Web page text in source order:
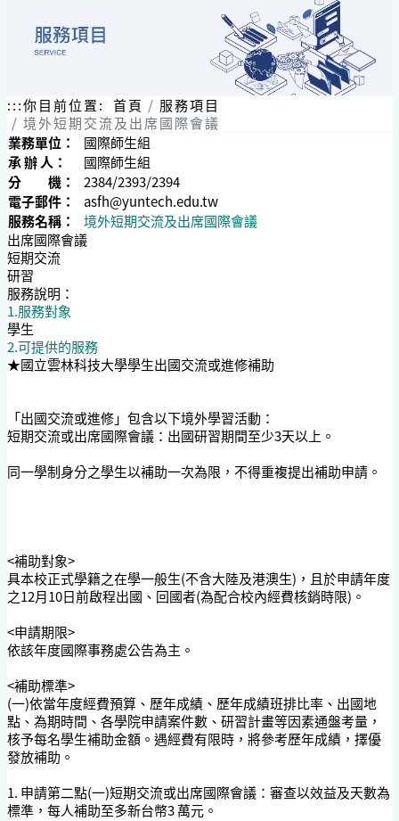
:::你目前位置: 首頁
服務項目
境外短期交流及出席國際會議
業務單位：
國際師生組
承 辦 人：
國際師生組
分 機：
2384/2393/2394
電子郵件：
asfh@yuntech.edu.tw
服務名稱：
境外短期交流及出席國際會議
出席國際會議
短期交流
研習
服務說明：
1.服務對象
學生
2.可提供的服務
★國立雲林科技大學學生出國交流或進修補助
「出國交流或進修」包含以下境外學習活動：
短期交流或出席國際會議：出國研習期間至少3天以上。
同一學制身分之學生以補助一次為限，不得重複提出補助申請。
<補助對象>
具本校正式學籍之在學一般生(不含大陸及港澳生)，且於申請年度
之12月10日前啟程出國、回國者(為配合校內經費核銷時限)。
<申請期限>
依該年度國際事務處公告為主。
<補助標準>
(一)依當年度經費預算、歷年成績、歷年成績班排比率、出國地
點、為期時間、各學院申請案件數、研習計畫等因素通盤考量，
核予每名學生補助金額。遇經費有限時，將參考歷年成績，擇優
發放補助。
1. 申請第二點(一)短期交流或出席國際會議：審查以效益及天數為
標準，每人補助至多新台幣3 萬元。